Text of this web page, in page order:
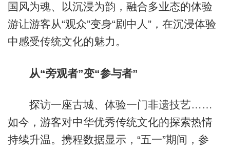
国风为魂、以沉浸为韵，融合多业态的体验
游让游客从“观众”变身“剧中人”，在沉浸体验
中感受传统文化的魅力。
从“旁观者”变“参与者”
探访一座古城、体验一门非遗技艺……
如今，游客对中华优秀传统文化的探索热情
持续升温。携程数据显示，“五一”期间，参